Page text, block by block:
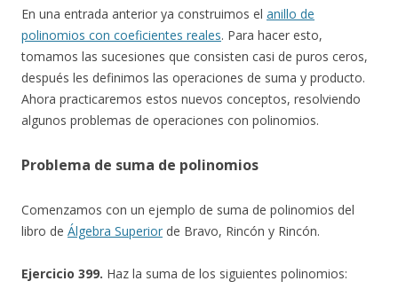
En una entrada anterior ya construimos el anillo de
polinomios con coeficientes reales. Para hacer esto,
tomamos las sucesiones que consisten casi de puros ceros,
después les definimos las operaciones de suma y producto.
Ahora practicaremos estos nuevos conceptos, resolviendo
algunos problemas de operaciones con polinomios.
Problema de suma de polinomios
Comenzamos con un ejemplo de suma de polinomios del
libro de Álgebra Superior de Bravo, Rincón y Rincón.
Ejercicio 399. Haz la suma de los siguientes polinomios: